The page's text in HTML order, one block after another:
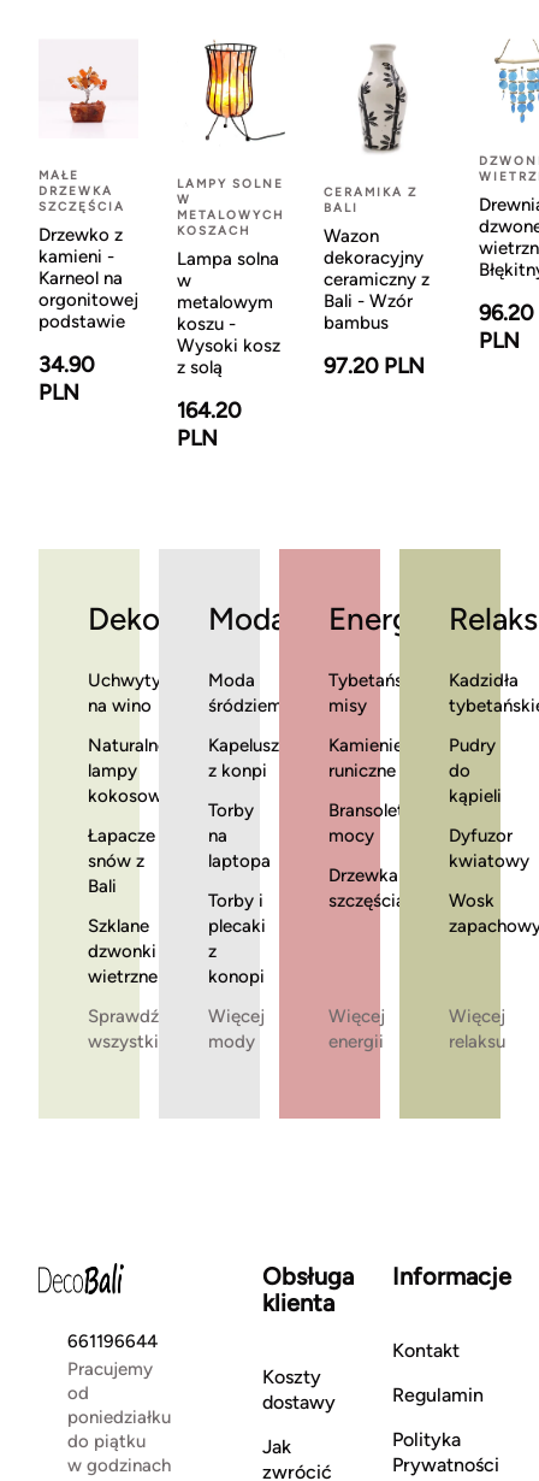
MAŁE
DRZEWKA
SZCZĘŚCIA
Drzewko z
kamieni -
Karneol na
orgonitowej
podstawie
34.90
PLN
LAMPY SOLNE
W
METALOWYCH
KOSZACH
Lampa solna
w
metalowym
koszu -
Wysoki kosz
z solą
164.20
PLN
CERAMIKA Z
BALI
Wazon
dekoracyjny
ceramiczny z
Bali - Wzór
bambus
97.20 PLN
96.20
PLN
Dekoracje
Uchwyty
na wino
Naturalne
lampy
kokosowe
Łapacze
snów z
Bali
Szklane
dzwonki
wietrzne
Sprawdź
wszystkie
Moda
Moda
śródziemnomorska
Kapelusze
z konpi
Torby
na
laptopa
Torby i
plecaki
z
konopi
Więcej
mody
Energia
Tybetańskie
misy
Kamienie
runiczne
Bransoletki
mocy
Drzewka
szczęścia
Więcej
energii
Relaks
Kadzidła
Pudry
do
kąpieli
Dyfuzor
kwiatowy
Wosk
Więcej
relaksu
661196644
Pracujemy
od
poniedziałku
do piątku
w godzinach
Obsługa
klienta
Koszty
dostawy
Jak
zwrócić
Informacje
Kontakt
Regulamin
Polityka
Prywatności